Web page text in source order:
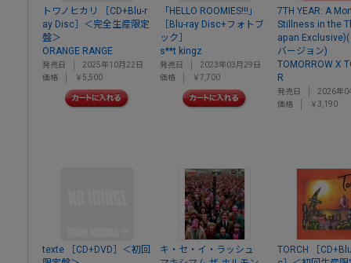
トワノヒカリ ［CD+Blu-r
ay Disc］＜完全生産限定
盤＞
ORANGE RANGE
発売日
2025年10月22日
価格
￥5,500
「HELLO ROOMIES!!!」
［Blu-ray Disc+フォトブ
ック］
s**t kingz
発売日
2023年03月29日
価格
￥7,700
7TH YEAR: A
Stillness in the
apan
バージョン)
TOMORROW X
R
発売日
2026年
価格
￥3,190
texte ［CD+DVD］＜初回
キ・セ・イ・ラッシュ
TORCH ［